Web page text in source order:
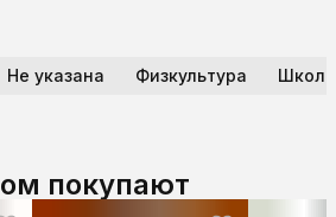
Не указана Физкультура
покупают